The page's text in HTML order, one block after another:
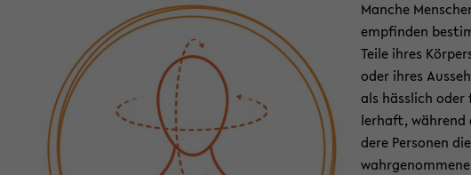
Man­che
emp­fin­den
Teile ihres
oder ihres
als häss­lich
ler­haft,
de­re Per­so­nen